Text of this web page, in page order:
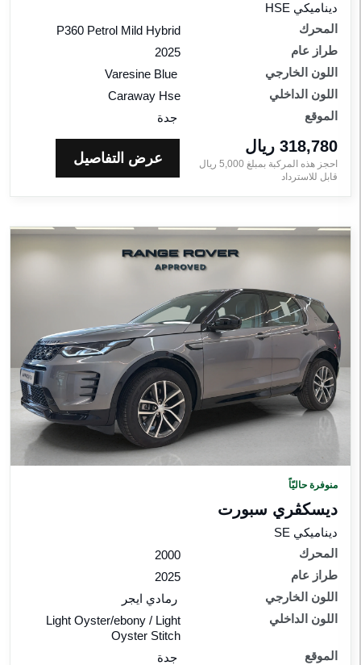
ديناميكي HSE
المحرك
P360 Petrol Mild Hybrid
طراز عام
2025
اللون الخارجي
Varesine Blue
اللون الداخلي
Caraway Hse
الموقع
جدة
318,780 ريال‎
احجز هذه المركبة بمبلغ 5,000 ريال‎
قابل للاسترداد
عرض التفاصيل
منوفرة حاليّاً
ديسكڤري سبورت‎
ديناميكي SE
المحرك
2000
طراز عام
2025
اللون الخارجي
رمادي ايجر
اللون الداخلي
Light Oyster/ebony / Light
Oyster Stitch
الموقع
جدة